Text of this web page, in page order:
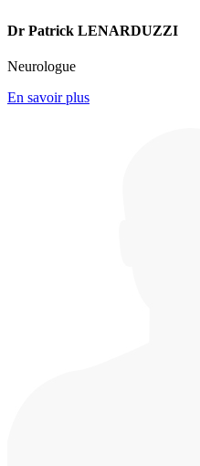
Dr Patrick LENARDUZZI
Neurologue
En savoir plus